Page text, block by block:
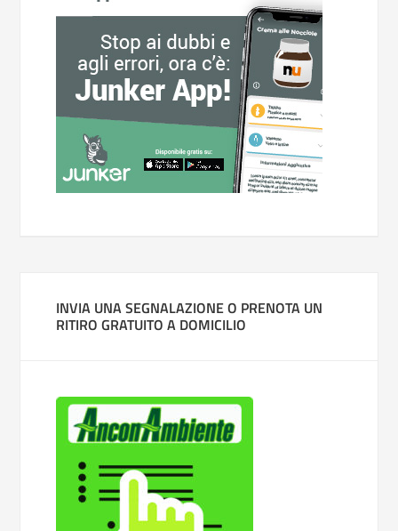
INVIA UNA SEGNALAZIONE O PRENOTA UN
RITIRO GRATUITO A DOMICILIO